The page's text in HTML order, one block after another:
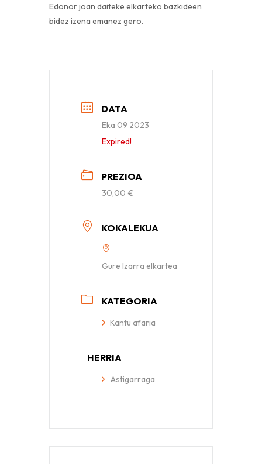
Edonor joan daiteke elkarteko bazkideen
bidez izena emanez gero.
DATA
Eka 09 2023
Expired!
PREZIOA
30,00 €
KOKALEKUA
Gure Izarra elkartea
KATEGORIA
Kantu afaria
HERRIA
Astigarraga